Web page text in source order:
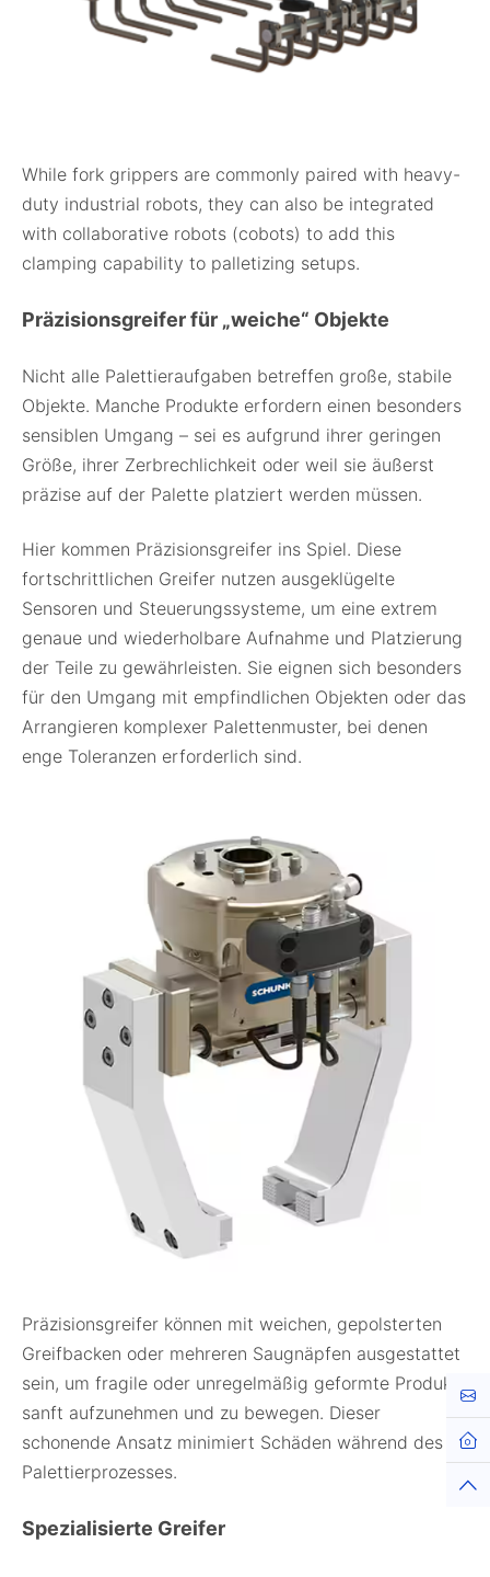
While fork grippers are commonly paired with heavy-
duty industrial robots, they can also be integrated
with collaborative robots (cobots) to add this
clamping capability to palletizing setups.
Präzisionsgreifer für „weiche“ Objekte
Nicht alle Palettieraufgaben betreffen große, stabile
Objekte. Manche Produkte erfordern einen besonders
sensiblen Umgang – sei es aufgrund ihrer geringen
Größe, ihrer Zerbrechlichkeit oder weil sie äußerst
präzise auf der Palette platziert werden müssen.
Hier kommen Präzisionsgreifer ins Spiel. Diese
fortschrittlichen Greifer nutzen ausgeklügelte
Sensoren und Steuerungssysteme, um eine extrem
genaue und wiederholbare Aufnahme und Platzierung
der Teile zu gewährleisten. Sie eignen sich besonders
für den Umgang mit empfindlichen Objekten oder das
Arrangieren komplexer Palettenmuster, bei denen
enge Toleranzen erforderlich sind.
Präzisionsgreifer können mit weichen, gepolsterten
Greifbacken oder mehreren Saugnäpfen ausgestattet
sein, um fragile oder unregelmäßig geformte Produkte
sanft aufzunehmen und zu bewegen. Dieser
schonende Ansatz minimiert Schäden während des
Palettierprozesses.
Spezialisierte Greifer